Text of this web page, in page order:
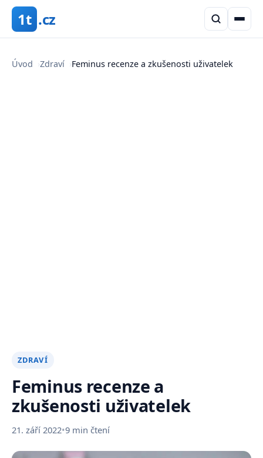
1t .cz
Úvod ›Zdraví ›Feminus recenze a zkušenosti uživatelek
ZDRAVÍ
Feminus recenze a
zkušenosti uživatelek
21. září 2022•9 min čtení